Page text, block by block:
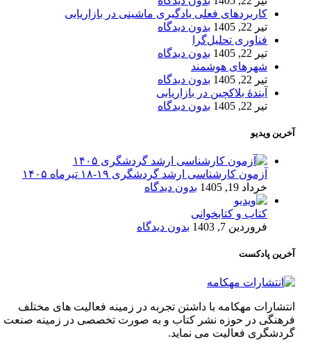
کاربردهای فعلی یادگیری ماشینی در بازاریابی
تیر 22, 1405
بدون دیدگاه
فناوری تحلیل‌گرا
تیر 22, 1405
بدون دیدگاه
شهرهای هوشمند
تیر 22, 1405
بدون دیدگاه
آیندۀ بلاکچین در بازاریابی
تیر 22, 1405
بدون دیدگاه
آخرین ویدیو
آزمون کارشناسی ارشد گردشگری ۱۹-۱۸ تیرماه ۱۴۰۵
خرداد 19, 1405
بدون دیدگاه
کتاب و کتابخوانی
فروردین 7, 1403
بدون دیدگاه
آخرین پادکست
انتشارات مهکامه با داشتن تجربه در زمینه فعالیت های مختلف
فرهنگی در حوزه نشر کتاب و به صورت تخصصی در زمینه صنعت
گردشگری فعالیت می نماید.